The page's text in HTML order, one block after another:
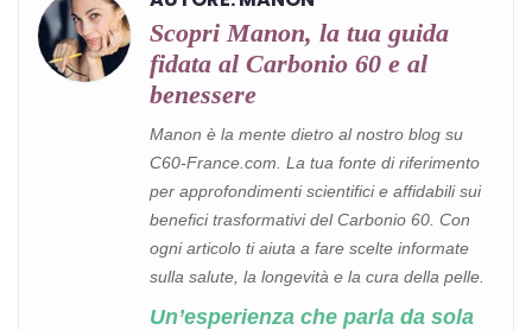
Scopri Manon, la tua guida
fidata al Carbonio 60 e al
benessere
Manon è la mente dietro al nostro blog su
C60-France.com. La tua fonte di riferimento
per approfondimenti scientifici e affidabili sui
benefici trasformativi del Carbonio 60. Con
ogni articolo ti aiuta a fare scelte informate
sulla salute, la longevità e la cura della pelle.
Un’esperienza che parla da sola